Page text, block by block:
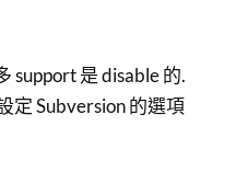
support 是 disable 的.
定 Subversion 的選項